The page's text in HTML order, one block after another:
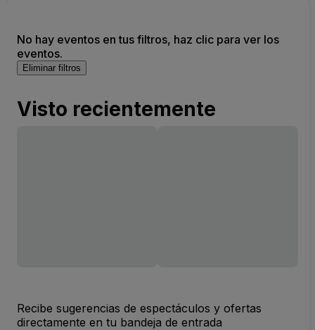
No hay eventos en tus filtros, haz clic para ver los
eventos.
Eliminar filtros
Visto recientemente
Recibe sugerencias de espectáculos y ofertas
directamente en tu bandeja de entrada